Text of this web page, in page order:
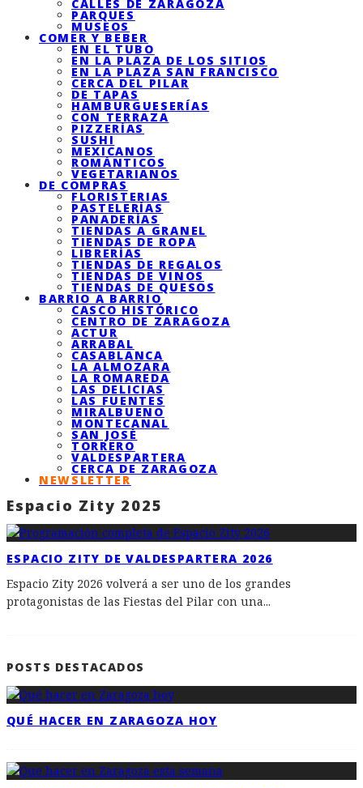
CALLES DE ZARAGOZA
PARQUES
MUSEOS
COMER Y BEBER
EN EL TUBO
EN LA PLAZA DE LOS SITIOS
EN LA PLAZA SAN FRANCISCO
CERCA DEL PILAR
DE TAPAS
HAMBURGUESERÍAS
CON TERRAZA
PIZZERÍAS
SUSHI
MEXICANOS
ROMÁNTICOS
VEGETARIANOS
DE COMPRAS
FLORISTERIAS
PASTELERÍAS
PANADERÍAS
TIENDAS A GRANEL
TIENDAS DE ROPA
LIBRERÍAS
TIENDAS DE REGALOS
TIENDAS DE VINOS
TIENDAS DE QUESOS
BARRIO A BARRIO
CASCO HISTÓRICO
CENTRO DE ZARAGOZA
ACTUR
ARRABAL
CASABLANCA
LA ALMOZARA
LA ROMAREDA
LAS DELICIAS
LAS FUENTES
MIRALBUENO
MONTECANAL
SAN JOSÉ
TORRERO
VALDESPARTERA
CERCA DE ZARAGOZA
NEWSLETTER
Espacio Zity 2025
ESPACIO ZITY DE VALDESPARTERA 2026
Espacio Zity 2026 volverá a ser uno de los grandes
protagonistas de las Fiestas del Pilar con una...
POSTS DESTACADOS
QUÉ HACER EN ZARAGOZA HOY